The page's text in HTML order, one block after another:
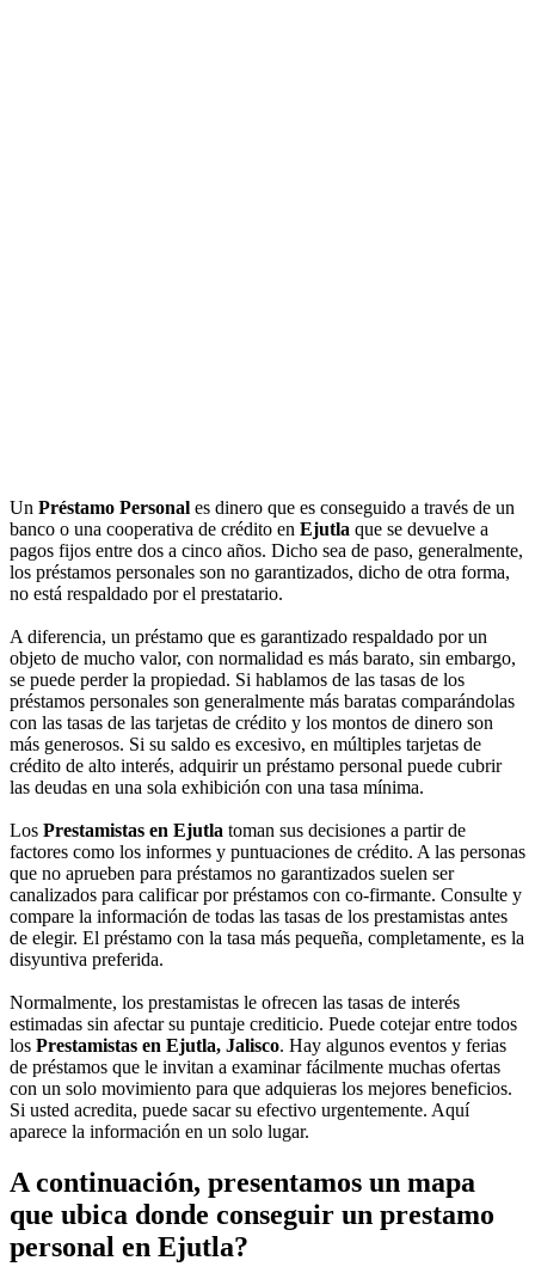
Un Préstamo Personal es dinero que es conseguido a través de un
banco o una cooperativa de crédito en Ejutla que se devuelve a
pagos fijos entre dos a cinco años. Dicho sea de paso, generalmente,
los préstamos personales son no garantizados, dicho de otra forma,
no está respaldado por el prestatario.
A diferencia, un préstamo que es garantizado respaldado por un
objeto de mucho valor, con normalidad es más barato, sin embargo,
se puede perder la propiedad. Si hablamos de las tasas de los
préstamos personales son generalmente más baratas comparándolas
con las tasas de las tarjetas de crédito y los montos de dinero son
más generosos. Si su saldo es excesivo, en múltiples tarjetas de
crédito de alto interés, adquirir un préstamo personal puede cubrir
las deudas en una sola exhibición con una tasa mínima.
Los Prestamistas en Ejutla toman sus decisiones a partir de
factores como los informes y puntuaciones de crédito. A las personas
que no aprueben para préstamos no garantizados suelen ser
canalizados para calificar por préstamos con co-firmante. Consulte y
compare la información de todas las tasas de los prestamistas antes
de elegir. El préstamo con la tasa más pequeña, completamente, es la
disyuntiva preferida.
Normalmente, los prestamistas le ofrecen las tasas de interés
estimadas sin afectar su puntaje crediticio. Puede cotejar entre todos
los Prestamistas en Ejutla, Jalisco. Hay algunos eventos y ferias
de préstamos que le invitan a examinar fácilmente muchas ofertas
con un solo movimiento para que adquieras los mejores beneficios.
Si usted acredita, puede sacar su efectivo urgentemente. Aquí
aparece la información en un solo lugar.
A continuación, presentamos un mapa
que ubica donde conseguir un prestamo
personal en Ejutla?